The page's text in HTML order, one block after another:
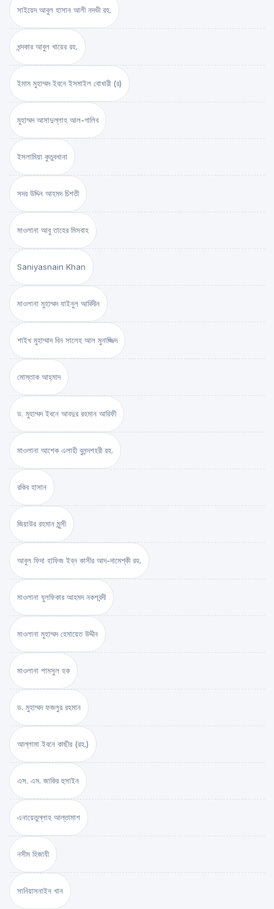
সাইয়েদ আবুল হাসান আলী নদভী রহ.
খন্দকার আবুল খায়ের রহ.
ইমাম মুহাম্মদ ইবনে ইসমাইল বোখারী (র)
মুহাম্মদ আসাদুল্লাহ আল-গালিব
ইসলামিয়া কুতুবখানা
সদর উদ্দিন আহমদ চিশতী
মাওলানা আবু তাহের মিসবাহ
Saniyasnain Khan
মাওলানা মুহাম্মদ যাইনুল আবিদীন
শাইখ মুহাম্মাদ বিন সালেহ আল মুনাজ্জিদ
মোস্তাক আহ্‌মাদ
ড. মুহাম্মদ ইবনে আবদুর রহমান আরিফী
মাওলানা আশেক এলাহী বুলন্দশহরী রহ.
রকিব হাসান
জিয়াউর রহমান মুন্সী
আবুল ফিদা হাফিজ ইব্‌ন কাসীর আদ-দামেশ্‌কী রহ.
মাওলানা যুলফিকার আহমদ নকশবন্দী
মাওলানা মুহাম্মদ হেমায়েত উদ্দীন
মাওলানা শামসুল হক
ড. মুহাম্মদ ফজলুর রহমান
আল্লামা ইবনে কাছীর (রহ.)
এস. এম. জাকির হুসাইন
এনায়েতুল্লাহ আল্‌তামাশ
নসীম হিজাযী
সানিয়াসনাইন খান